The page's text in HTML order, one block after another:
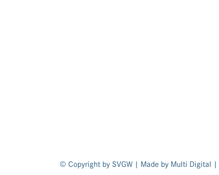
© Copyright by SVGW | Made by Multi Digital |